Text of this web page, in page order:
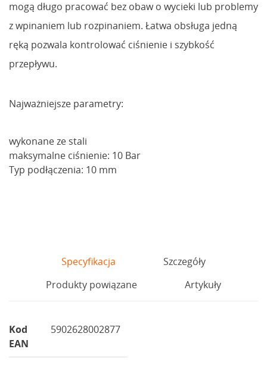
mogą długo pracować bez obaw o wycieki lub problemy
z wpinaniem lub rozpinaniem. Łatwa obsługa jedną
ręką pozwala kontrolować ciśnienie i szybkość
przepływu.
Najważniejsze parametry:
wykonane ze stali
maksymalne ciśnienie: 10 Bar
Typ podłączenia: 10 mm
Specyfikacja
Szczegóły
Produkty powiązane
Artykuły
Kod
EAN
5902628002877